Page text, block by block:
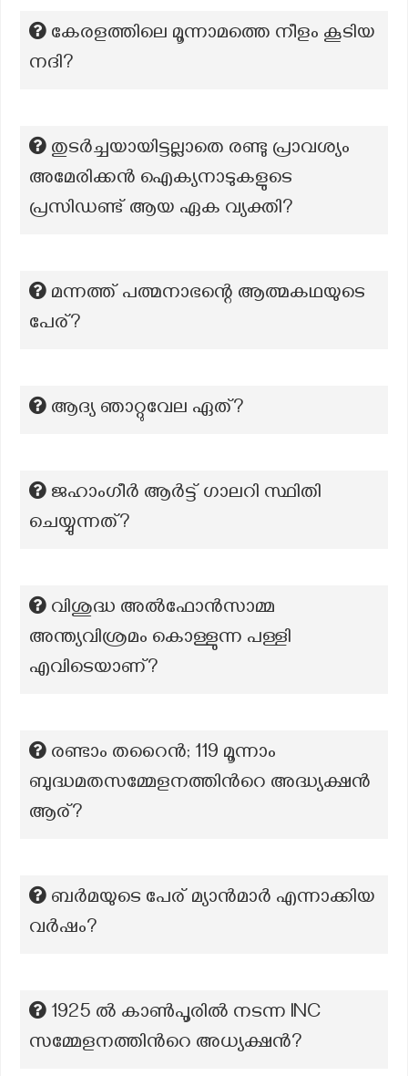
കേരളത്തിലെ മൂന്നാമത്തെ നീളം കൂടിയ
നദി?
തുടർച്ചയായിട്ടല്ലാതെ രണ്ടു പ്രാവശ്യം
അമേരിക്കൻ ഐക്യനാടുകളുടെ
പ്രസിഡണ്ട് ആയ ഏക വ്യക്തി?
മന്നത്ത് പത്മനാഭന്റെ ആത്മകഥയുടെ
പേര്?
ആദ്യ ഞാറ്റുവേല ഏത്?
ജഹാംഗീർ ആർട്ട് ഗാലറി സ്ഥിതി
ചെയ്യുന്നത്?
വിശുദ്ധ അൽഫോൻസാമ്മ
അന്ത്യവിശ്രമം കൊള്ളുന്ന പള്ളി
എവിടെയാണ്?
രണ്ടാം തറൈന്‍; 119 മൂന്നാം
ബുദ്ധമതസമ്മേളനത്തിന്‍റെ അദ്ധ്യക്ഷന്‍
ആര്?
ബർമയുടെ പേര് മ്യാൻമാർ എന്നാക്കിയ
വർഷം?
1925 ല്‍ കാൺപൂരില്‍ നടന്ന INC
സമ്മേളനത്തിന്‍റെ അധ്യക്ഷന്‍?